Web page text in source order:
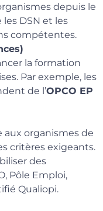
depuis le
les DSN et les
compétentes.
la formation
Par exemple, les
de l’OPCO EP
organismes de
critères exigeants.
des
Pôle Emploi,
Qualiopi.